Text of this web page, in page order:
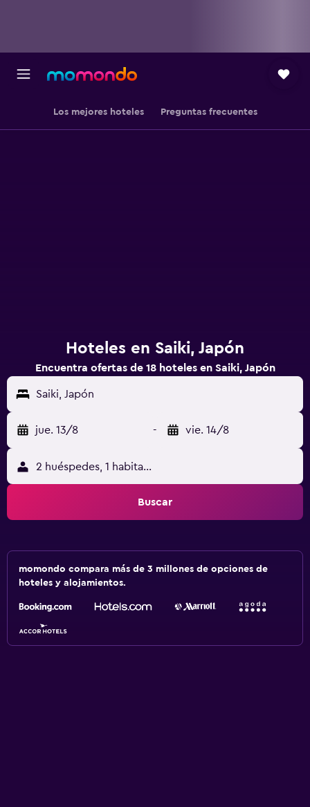
Los mejores hoteles Preguntas frecuentes
Hoteles en Saiki, Japón
Encuentra ofertas de 18 hoteles en Saiki, Japón
Saiki, Japón
jue. 13/8 - vie. 14/8
2 huéspedes, 1 habitación
Buscar
momondo compara más de 3 millones de opciones de
hoteles y alojamientos.